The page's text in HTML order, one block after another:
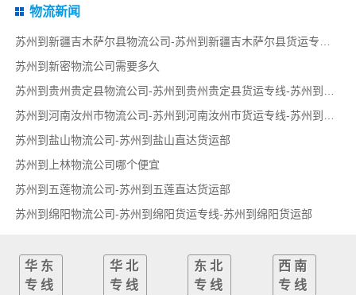
物流新闻
苏州到新密物流公司需要多久
苏州到盐山物流公司-苏州到盐山直达货运部
苏州到上林物流公司哪个便宜
苏州到五莲物流公司-苏州到五莲直达货运部
苏州到绵阳物流公司-苏州到绵阳货运专线-苏州到绵阳货运部
华东
专线
华北
专线
东北
专线
西南
专线